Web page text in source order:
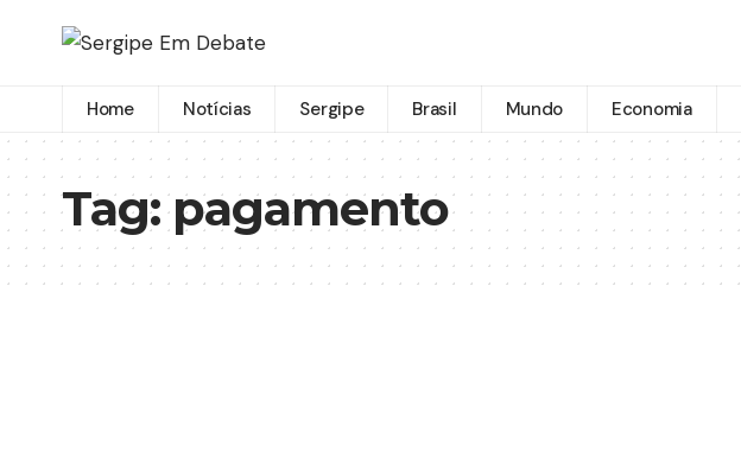
Home Notícias Sergipe Brasil Mundo Economia
Tag:pagamento